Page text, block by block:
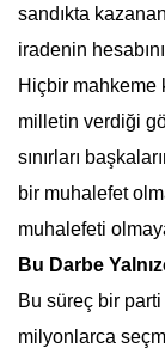
sandıkta
iradenin
Hiçbir mahkeme
milletin verdiği
sınırları
bir muhalefet
muhalefeti
Bu Darbe
Bu süreç bir
milyonlarca